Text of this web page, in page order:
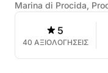
Marina di Procida,
5
40 ΑΞΙΟΛΟΓΗΣΕΙΣ